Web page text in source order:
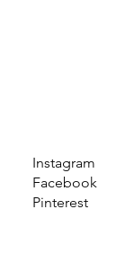
Instagram
Facebook
Pinterest